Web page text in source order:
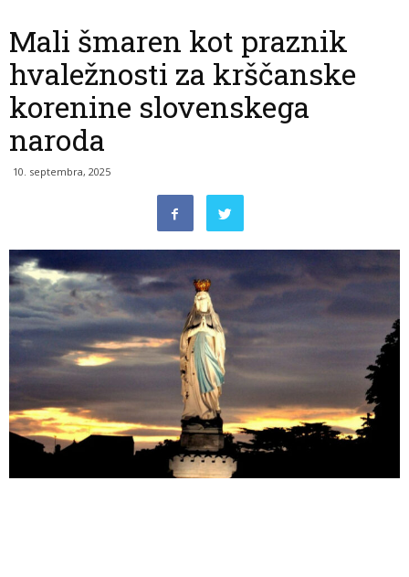
Mali šmaren kot praznik
hvaležnosti za krščanske
korenine slovenskega
naroda
10. septembra, 2025